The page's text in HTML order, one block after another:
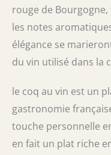
rouge de
les notes
élégance se
du vin utilisé dans la
le coq au vin est un
gastronomie
touche personnelle
en fait un plat riche